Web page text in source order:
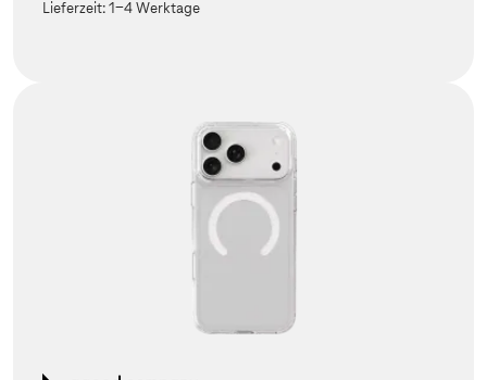
Lieferzeit:1-4 Werktage